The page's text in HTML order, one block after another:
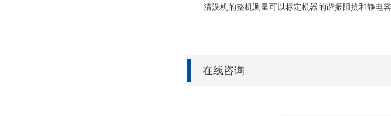
清洗机的整机测量可以标定机器的谐振阻抗和静电容
在线咨询